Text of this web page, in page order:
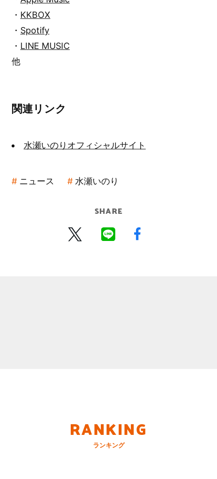
・ KKBOX
・ Spotify
・ LINE MUSIC
他
関連リンク
水瀬いのりオフィシャルサイト
ニュース 水瀬いのり
SHARE
RANKING
ランキング